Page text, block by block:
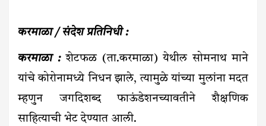
करमाळा / संदेश प्रतिनिधी :
करमाळा :शेटफळ (ता.करमाळा) येथील सोमनाथ माने
यांचे कोरोनामध्ये निधन झाले, त्यामुळे यांच्या मुलांना मदत
म्हणुन जगदिशब्द फाऊंडेशनच्यावतीने शैक्षणिक
साहित्याची भेट देण्यात आली.